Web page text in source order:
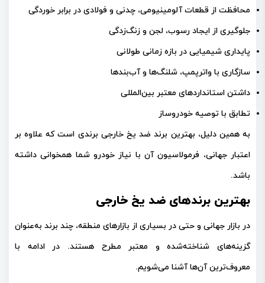
محافظت از قطعات آلومینیومی، چدنی و فولادی در برابر خوردگی
جلوگیری از ایجاد رسوب، لجن و زنگ‌زدگی
پایداری شیمیایی در بازه زمانی طولانی
سازگاری با واترپمپ، شلنگ‌ها و آب‌بندها
داشتن استانداردهای معتبر بین‌المللی
تطابق با توصیه خودروساز
به همین دلیل، بهترین برند ضد یخ خارجی برندی است که علاوه بر
اعتبار جهانی، فرمولاسیون آن با نیاز خودرو شما همخوانی داشته
باشد.
بهترین برندهای ضد یخ خارجی
در بازار جهانی و حتی در بسیاری از بازارهای منطقه، چند برند به‌عنوان
گزینه‌های شناخته‌شده و معتبر مطرح هستند. در ادامه با
معروف‌ترین آن‌ها آشنا می‌شویم.